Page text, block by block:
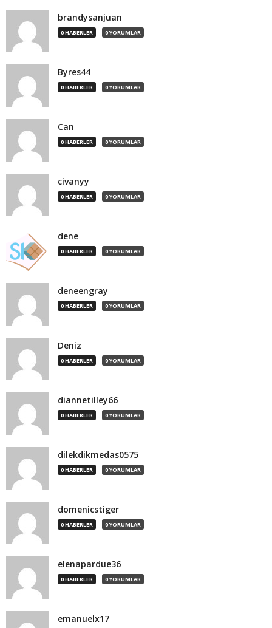
brandysanjuan
0 HABERLER 0 YORUMLAR
Byres44
0 HABERLER 0 YORUMLAR
Can
0 HABERLER 0 YORUMLAR
civanyy
0 HABERLER 0 YORUMLAR
dene
0 HABERLER 0 YORUMLAR
deneengray
0 HABERLER 0 YORUMLAR
Deniz
0 HABERLER 0 YORUMLAR
diannetilley66
0 HABERLER 0 YORUMLAR
dilekdikmedas0575
0 HABERLER 0 YORUMLAR
domenicstiger
0 HABERLER 0 YORUMLAR
elenapardue36
0 HABERLER 0 YORUMLAR
emanuelx17